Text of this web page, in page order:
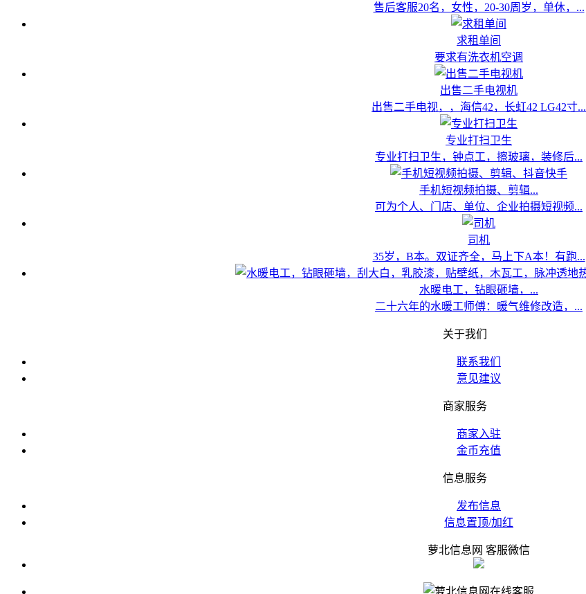
售后客服20名，女性，20-30周岁，单休，...
求租单间
要求有洗衣机空调
出售二手电视机
出售二手电视，，海信42，长虹42 LG42寸...
专业打扫卫生
专业打扫卫生，钟点工，擦玻璃，装修后...
手机短视频拍摄、剪辑...
可为个人、门店、单位、企业拍摄短视频...
司机
35岁，B本。双证齐全，马上下A本！有跑...
水暖电工，钻眼砸墙，...
二十六年的水暖工师傅：暖气维修改造，...
关于我们
联系我们
意见建议
商家服务
商家入驻
金币充值
信息服务
发布信息
信息置顶/加红
萝北信息网 客服微信